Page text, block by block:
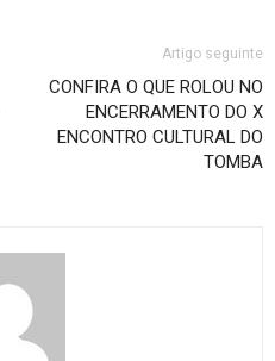
Artigo seguinte
CONFIRA O QUE ROLOU NO
ENCERRAMENTO DO X
ENCONTRO CULTURAL DO
TOMBA